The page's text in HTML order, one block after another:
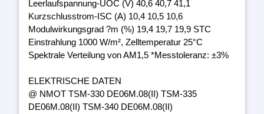
Leerlaufspannung-UOC (V) 40,6 40,7 41,1
Kurzschlusstrom-ISC (A) 10,4 10,5 10,6
Modulwirkungsgrad ?m (%) 19,4 19,7 19,9 STC
Einstrahlung 1000 W/m², Zelltemperatur 25°C
Spektrale Verteilung von AM1,5 *Messtoleranz: ±3%
ELEKTRISCHE DATEN
@ NMOT TSM-330 DE06M.08(II) TSM-335
DE06M.08(II) TSM-340 DE06M.08(II)